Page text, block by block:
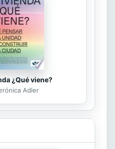
¿Qué viene?
Adler